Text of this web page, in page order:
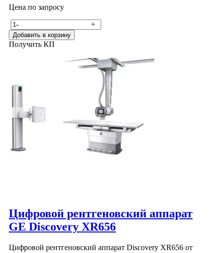
Цена по запросу
- +
Добавить в корзину
Получить КП
Цифровой рентгеновский аппарат
GE Discovery XR656
Цифровой рентгеновский аппарат Discovery XR656 от